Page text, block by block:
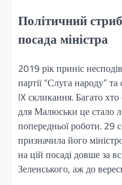
Політичний
посада міністра
2019 рік приніс
партії “Слуга народу”
IX скликання. Багато
для Малюськи це стало
попередньої роботи. 29
призначила його
на цій посаді довше за
Зеленського, аж до